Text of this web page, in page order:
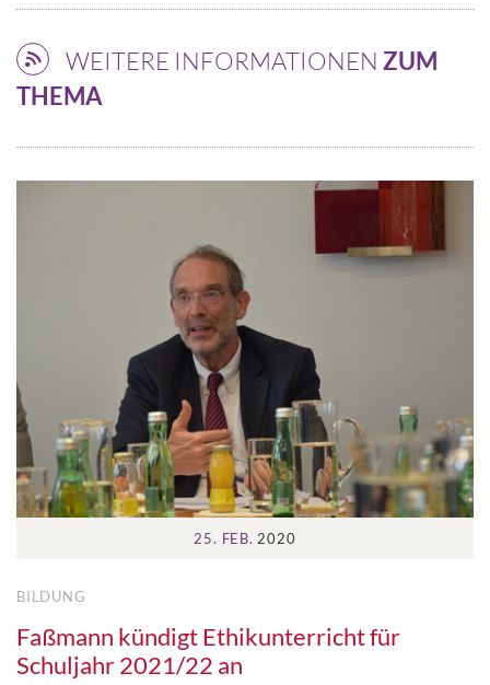
WEITERE INFORMATIONEN ZUM
THEMA
25. FEB. 2020
BILDUNG
Faßmann kündigt Ethikunterricht für
Schuljahr 2021/22 an